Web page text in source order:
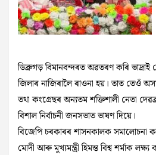
ডিব্ৰুগড় বিমানবন্দৰত অৱতৰণ কৰি
জিলাৰ নাজিৰালৈ ৰাওনা হয়। তাত তেওঁ
তথা কংগ্ৰেছৰ অন্যতম শক্তিশালী নেতা
বিশাল নিৰ্বাচনী জনসভাত ভাষণ দিয়ে।
বিজেপি চৰকাৰৰ শাসনকালক সমালোচনা কৰি
মোদী আৰু মুখ্যমন্ত্ৰী হিমন্ত বিশ্ব শৰ্মাক